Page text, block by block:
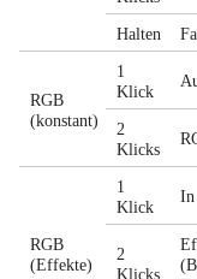
Halten
RGB
(konstant)
1
Klick
2
Klicks
RGB
(Effekte)
1
Klick
In
2
Klicks